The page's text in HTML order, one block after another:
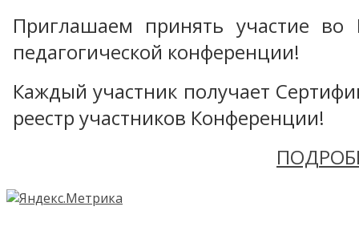
Приглашаем принять участие во
педагогической конференции!
Каждый участник получает
реестр участников Конференции!